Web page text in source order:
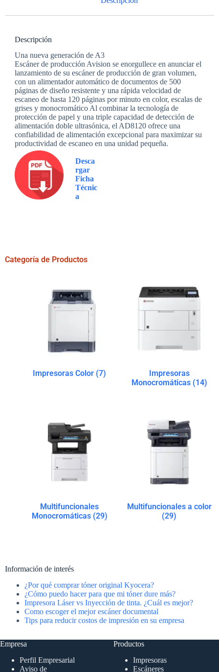
Descripción
Una nueva generación de A3
Escáner de producción Avision se enorgullece en anunciar el
lanzamiento de su escáner de producción de gran volumen,
con un alimentador automático de documentos de 500
páginas de diseño resistente y una rápida velocidad de
escaneo de hasta 120 páginas por minuto en color, escalas de
grises y monocromático Al combinar la tecnología de
protección de papel y una triple capacidad de detección de
alimentación doble ultrasónica, el AD8120 ofrece una
confiabilidad de alimentación excepcional para maximizar su
productividad de escaneo en una unidad pequeña.
Desca
rgar
Ficha
Técnic
a
Categoría de Productos
Impresoras Color (7)
Impresoras
Monocromáticas (14)
Multifuncionales
Monocromáticas (29)
Multifuncionales a color
(29)
Información de interés
¿Por qué comprar tóner original Kyocera?
¿Cómo puedo hacer para que mi tóner dure más?
Impresora Láser vs Inyección de tinta. ¿Cuál es mejor?
Como escoger el mejor escáner documental
Tips para reducir costos de impresión en su empresa
Empresa
Perfil Empresarial
Aviso de
Productos
Impresoras
Escáneres